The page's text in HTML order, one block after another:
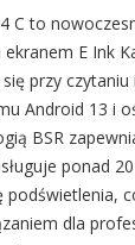
C to
E Ink
przy
Android 13 i
BSR
ponad
podświetlenia,
dla